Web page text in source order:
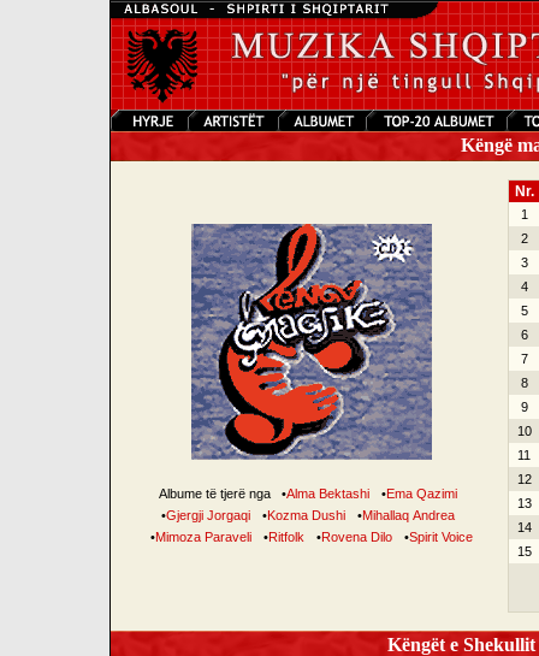
Këngë
Albume të tjerë nga •Alma Bektashi •Ema Qazimi
•Gjergji Jorgaqi •Kozma Dushi •Mihallaq Andrea
•Mimoza Paraveli •Ritfolk •Rovena Dilo •Spirit Voice
Nr.
1
2
3
4
5
6
7
8
9
10
11
12
13
14
15
Këngët e